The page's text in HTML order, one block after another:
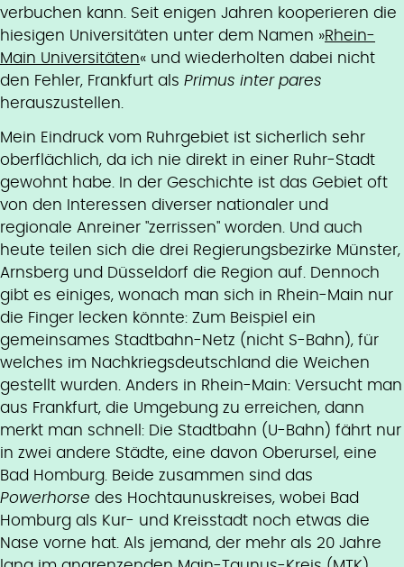
verbuchen kann. Seit enigen Jahren kooperieren die
hiesigen Universitäten unter dem Namen »Rhein-
Main Universitäten« und wiederholten dabei nicht
den Fehler, Frankfurt als Primus inter pares
herauszustellen.
Mein Eindruck vom Ruhrgebiet ist sicherlich sehr
oberflächlich, da ich nie direkt in einer Ruhr-Stadt
gewohnt habe. In der Geschichte ist das Gebiet oft
von den Interessen diverser nationaler und
regionale Anreiner "zerrissen" worden. Und auch
heute teilen sich die drei Regierungsbezirke Münster,
Arnsberg und Düsseldorf die Region auf. Dennoch
gibt es einiges, wonach man sich in Rhein-Main nur
die Finger lecken könnte: Zum Beispiel ein
gemeinsames Stadtbahn-Netz (nicht S-Bahn), für
welches im Nachkriegsdeutschland die Weichen
gestellt wurden. Anders in Rhein-Main: Versucht man
aus Frankfurt, die Umgebung zu erreichen, dann
merkt man schnell: Die Stadtbahn (U-Bahn) fährt nur
in zwei andere Städte, eine davon Oberursel, eine
Bad Homburg. Beide zusammen sind das
Powerhorse des Hochtaunuskreises, wobei Bad
Homburg als Kur- und Kreisstadt noch etwas die
Nase vorne hat. Als jemand, der mehr als 20 Jahre